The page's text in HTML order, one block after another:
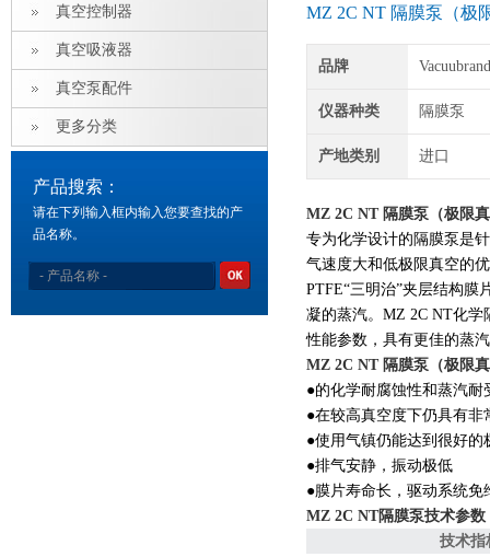
真空控制器
真空吸液器
真空泵配件
更多分类
产品搜索：
请在下列输入框内输入您要查找的产
品名称。
MZ 2C NT 隔膜泵（极
品牌
仪器种类 隔膜泵
产地类别 进口
MZ 2C NT 隔膜泵（极限
专为化学设计的隔膜泵是
气速度大和低极限真空的
PTFE“三明治”夹层结构
凝的蒸汽。MZ 2C NT化学
性能参数，具有更佳的蒸
MZ 2C NT 隔膜泵（极限
●的化学耐腐蚀性和蒸汽耐
●在较高真空度下仍具有非
●使用气镇仍能达到很好的
●排气安静，振动极低
●膜片寿命长，驱动系统免
MZ 2C NT隔膜泵​技术参数
技术指